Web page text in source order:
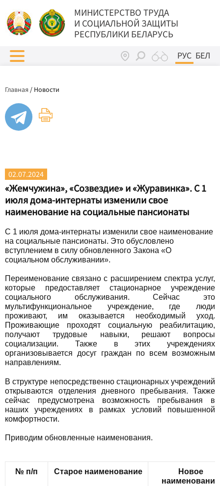
МИНИСТЕРСТВО ТРУДА
И СОЦИАЛЬНОЙ ЗАЩИТЫ
РЕСПУБЛИКИ БЕЛАРУСЬ
РУС БЕЛ
Главная / Новости
02.07.2024
«Жемчужина», «Созвездие» и «Журавинка». C 1
июля дома-интернаты изменили свое
наименование на социальные пансионаты
С 1 июля дома-интернаты изменили свое наименование
на социальные пансионаты. Это обусловлено
вступлением в силу обновленного Закона «О
социальном обслуживании».
Переименование связано с расширением спектра услуг,
которые предоставляет стационарное учреждение
социального обслуживания. Сейчас это
мультифункциональное учреждение, где люди
проживают, им оказывается необходимый уход.
Проживающие проходят социальную реабилитацию,
получают трудовые навыки, решают вопросы
социализации. Также в этих учреждениях
организовывается досуг граждан по всем возможным
направлениям.
В структуре непосредственно стационарных учреждений
открываются отделения дневного пребывания. Также
сейчас предусмотрена возможность пребывания в
наших учреждениях в рамках условий повышенной
комфортности.
Приводим обновленные наименования.
№ п/п Старое наименование
Новое
наименование